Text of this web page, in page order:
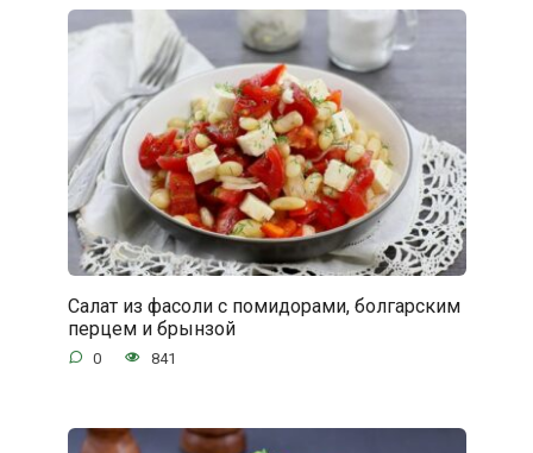
Салат из фасоли с помидорами, болгарским
перцем и брынзой
0 841